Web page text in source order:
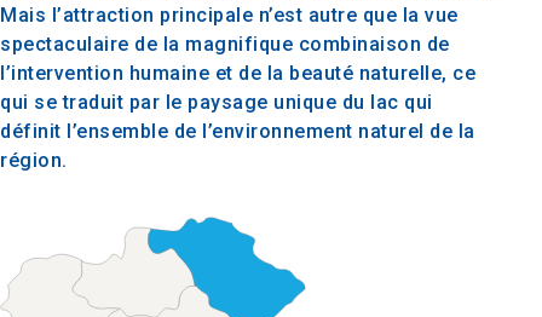
Mais l’attraction principale n’est autre que la vue
spectaculaire de la magnifique combinaison de
l’intervention humaine et de la beauté naturelle, ce
qui se traduit par le paysage unique du lac qui
définit l’ensemble de l’environnement naturel de la
région.